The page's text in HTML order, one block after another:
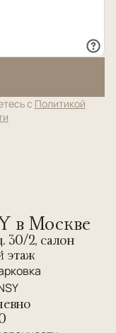
с Политикой
в Москве
30/2, салон
этаж